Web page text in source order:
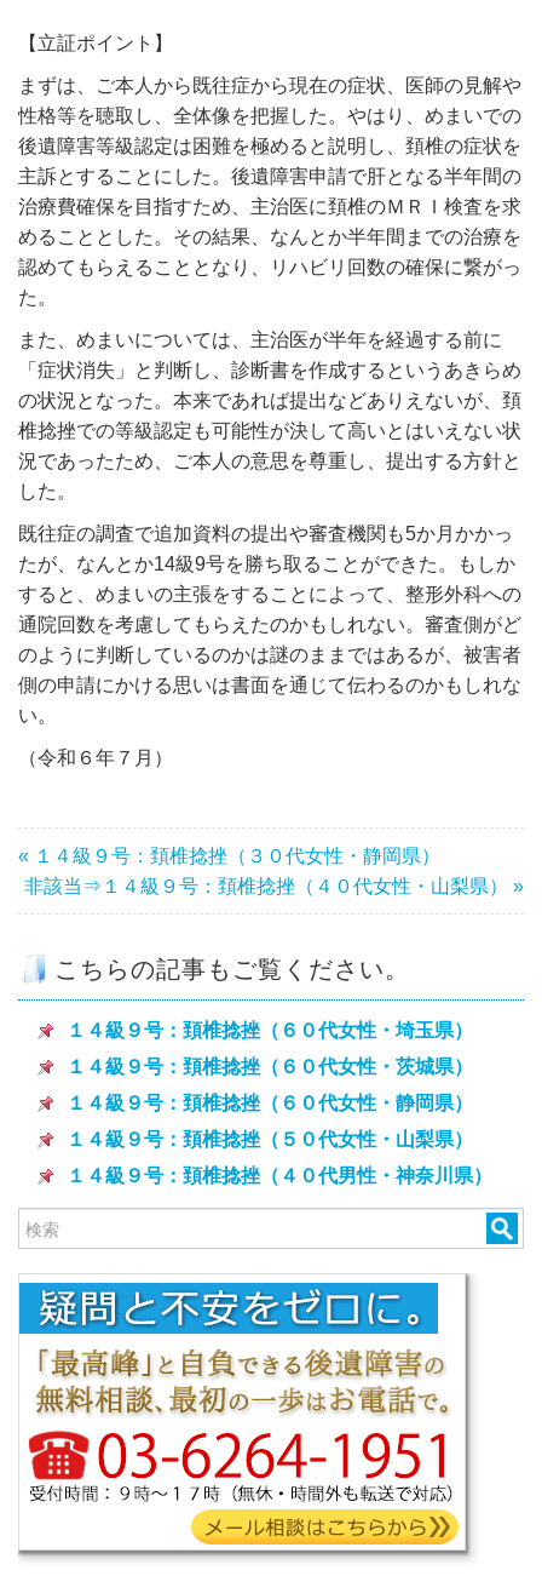
【立証ポイント】
まずは、ご本人から既往症から現在の症状、医師の見解や
性格等を聴取し、全体像を把握した。やはり、めまいでの
後遺障害等級認定は困難を極めると説明し、頚椎の症状を
主訴とすることにした。後遺障害申請で肝となる半年間の
治療費確保を目指すため、主治医に頚椎のＭＲＩ検査を求
めることとした。その結果、なんとか半年間までの治療を
認めてもらえることとなり、リハビリ回数の確保に繋がっ
た。
また、めまいについては、主治医が半年を経過する前に
「症状消失」と判断し、診断書を作成するというあきらめ
の状況となった。本来であれば提出などありえないが、頚
椎捻挫での等級認定も可能性が決して高いとはいえない状
況であったため、ご本人の意思を尊重し、提出する方針と
した。
既往症の調査で追加資料の提出や審査機関も5か月かかっ
たが、なんとか14級9号を勝ち取ることができた。もしか
すると、めまいの主張をすることによって、整形外科への
通院回数を考慮してもらえたのかもしれない。審査側がど
のように判断しているのかは謎のままではあるが、被害者
側の申請にかける思いは書面を通じて伝わるのかもしれな
い。
（令和６年７月）
« １４級９号：頚椎捻挫（３０代女性・静岡県）
非該当⇒１４級９号：頚椎捻挫（４０代女性・山梨県） »
こちらの記事もご覧ください。
１４級９号：頚椎捻挫（６０代女性・埼玉県）
１４級９号：頚椎捻挫（６０代女性・茨城県）
１４級９号：頚椎捻挫（６０代女性・静岡県）
１４級９号：頚椎捻挫（５０代女性・山梨県）
１４級９号：頚椎捻挫（４０代男性・神奈川県）